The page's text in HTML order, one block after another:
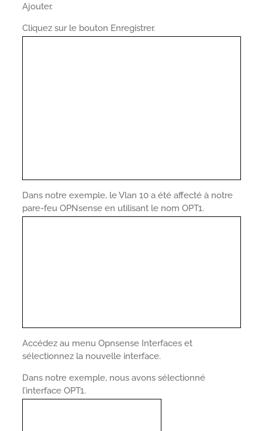
Ajouter.
Cliquez sur le bouton Enregistrer.
Dans notre exemple, le Vlan 10 a été affecté à notre
pare-feu OPNsense en utilisant le nom OPT1.
Accédez au menu Opnsense Interfaces et
sélectionnez la nouvelle interface.
Dans notre exemple, nous avons sélectionné
l’interface OPT1.